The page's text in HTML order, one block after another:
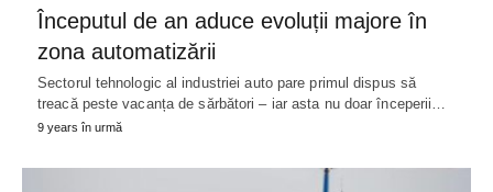
Începutul de an aduce evoluții majore în
zona automatizării
Sectorul tehnologic al industriei auto pare primul dispus să
treacă peste vacanța de sărbători – iar asta nu doar începerii…
9 years în urmă